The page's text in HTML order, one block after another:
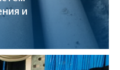
и